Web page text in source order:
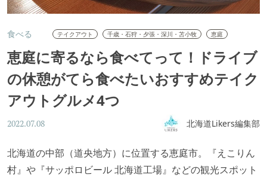
食べる テイクアウト 千歳・石狩・夕張・深川・苫小牧 恵庭
恵庭に寄るなら食べてって！ドライブ
の休憩がてら食べたいおすすめテイク
アウトグルメ4つ
2022.07.08 北海道Likers編集部
北海道の中部（道央地方）に位置する恵庭市。『えこりん
村』や『サッポロビール 北海道工場』などの観光スポット